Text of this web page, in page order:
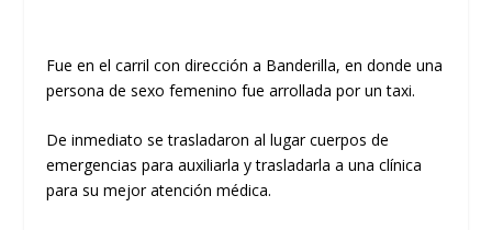
Fue en el carril con dirección a Banderilla, en donde una
persona de sexo femenino fue arrollada por un taxi.
De inmediato se trasladaron al lugar cuerpos de
emergencias para auxiliarla y trasladarla a una clínica
para su mejor atención médica.